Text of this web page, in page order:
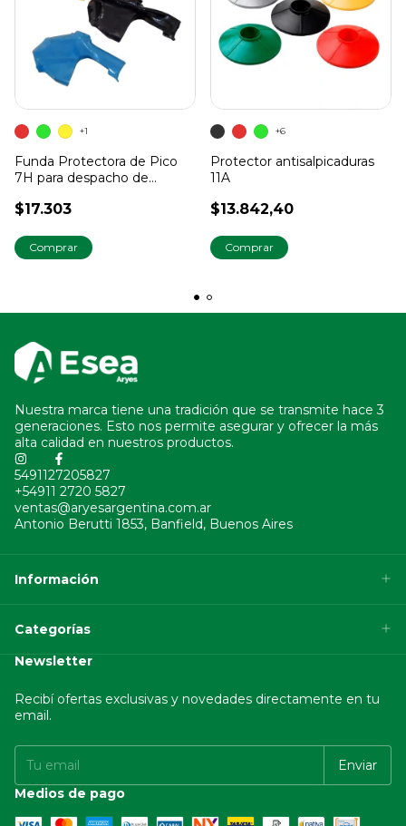
Funda Protectora de Pico
7H para despacho de
$17.303
+1
Comprar
Protector antisalpicaduras
11A
$13.842,40
+6
Comprar
Nuestra marca tiene una tradición que se transmite hace 3
generaciones. Esto nos permite asegurar y ofrecer la más
alta calidad en nuestros productos.
5491127205827
+54911 2720 5827
ventas@aryesargentina.com.ar
Antonio Berutti 1853, Banfield, Buenos Aires
Información
Categorías
Newsletter
Recibí ofertas exclusivas y novedades directamente en tu
email.
Medios de pago